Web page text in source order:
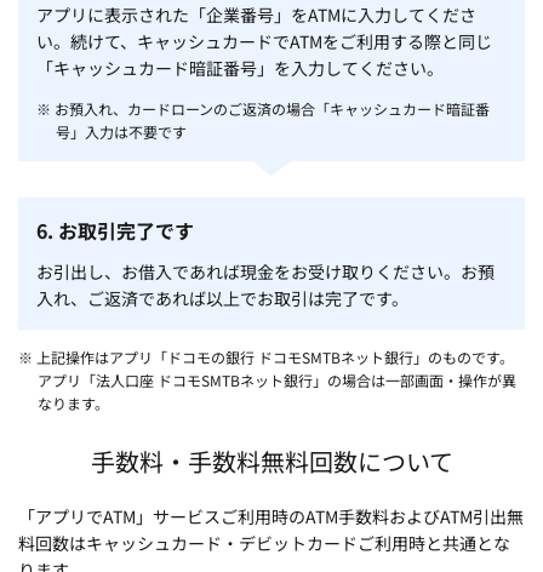
アプリに表示された「企業番号」をATMに入力してくださ
い。続けて、キャッシュカードでATMをご利用する際と同じ
「キャッシュカード暗証番号」を入力してください。
※ お預入れ、カードローンのご返済の場合「キャッシュカード暗証番
号」入力は不要です
6. お取引完了です
お引出し、お借入であれば現金をお受け取りください。お預
入れ、ご返済であれば以上でお取引は完了です。
※ 上記操作はアプリ「ドコモの銀行 ドコモSMTBネット銀行」のものです。
アプリ「法人口座 ドコモSMTBネット銀行」の場合は一部画面・操作が異
なります。
手数料・手数料無料回数について
「アプリでATM」サービスご利用時のATM手数料およびATM引出無
料回数はキャッシュカード・デビットカードご利用時と共通とな